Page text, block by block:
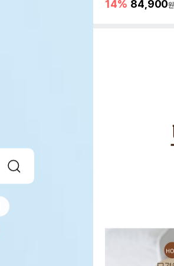
14% 84,900원